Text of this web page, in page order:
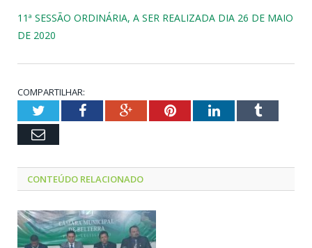
11ª SESSÃO ORDINÁRIA, A SER REALIZADA DIA 26 DE MAIO
DE 2020
COMPARTILHAR:
TwitterFacebookGoogle+PinterestLinkedInTumblr
Email
CONTEÚDO RELACIONADO